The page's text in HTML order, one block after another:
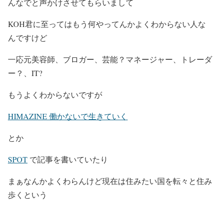
んなでと声かけさせてもらいまして
KOH君に至ってはもう何やってんかよくわからない人な
んですけど
一応元美容師、ブロガー、芸能？マネージャー、トレーダ
ー？、IT?
もうよくわからないですが
HIMAZINE働かないで生きていく
とか
SPOT で記事を書いていたり
まぁなんかよくわらんけど現在は住みたい国を転々と住み
歩くという